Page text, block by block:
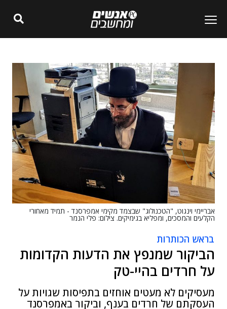
אבריימי וינגוט, "הטכנולוג" שבצמד מקימי אמפרסנד - תמיד מאחורי
הקלעים והמסכים, ומפליא בגימיקים. צילום: פלי הנמר
בראש הכותרות
הביקור שמנפץ את הדעות הקדומות
על חרדים בהיי-טק
מעסיקים לא מעטים אוחזים בתפיסות שגויות על
העסקתם של חרדים בענף, וביקור באמפרסנד